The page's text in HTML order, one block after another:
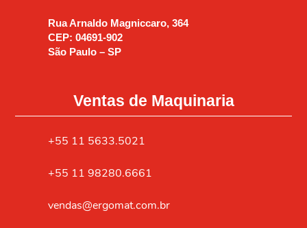
Rua Arnaldo Magniccaro, 364
CEP: 04691-902
São Paulo – SP
Ventas de Maquinaria
+55 11 5633.5021
+55 11 98280.6661
vendas@ergomat.com.br